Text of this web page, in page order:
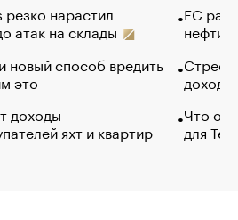
нарастил
атак на склады
новый способ вредить
это
доходы
яхт и квартир
ЕС
нефти
Что
для